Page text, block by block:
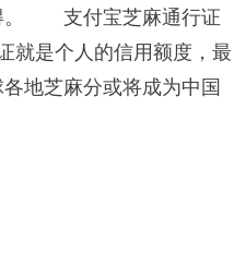
。 支付宝芝麻通行证
就是个人的信用额度，最
地芝麻分或将成为中国